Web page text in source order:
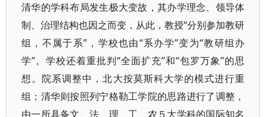
清华的学科布局发生极大变故，其办学理念、领导体
制、治理结构也因之而变，从此，教授“分别参加教研
组，不属于系”，学校也由“系办学”变为“教研组办
学”。学校还着重批判“全面扩充”和“包罗万象”的思
想。院系调整中，北大按莫斯科大学的模式进行重
组；清华则按照列宁格勒工学院的思路进行了调整，
由一所具备文、法、理、工、农５大学科的国际知名